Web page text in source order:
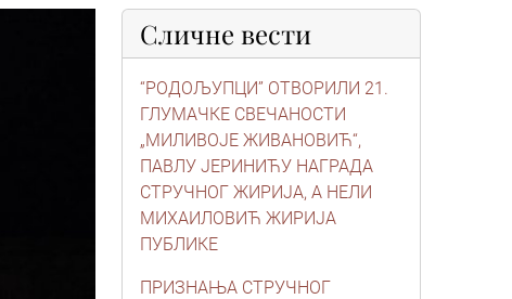
Сличне вести
“РОДОЉУПЦИ” ОТВОРИЛИ 21.
ГЛУМАЧКЕ СВЕЧАНОСТИ
„МИЛИВОЈЕ ЖИВАНОВИЋ“,
ПАВЛУ ЈЕРИНИЋУ НАГРАДА
СТРУЧНОГ ЖИРИЈА, А НЕЛИ
МИХАИЛОВИЋ ЖИРИЈА
ПУБЛИКЕ
ПРИЗНАЊА СТРУЧНОГ